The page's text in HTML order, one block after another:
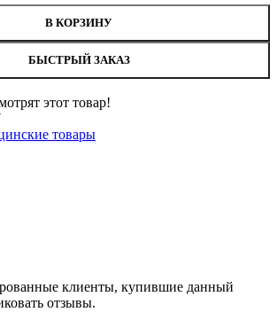
В КОРЗИНУ
БЫСТРЫЙ ЗАКАЗ
этот товар!
товары
клиенты, купившие данный
отзывы.